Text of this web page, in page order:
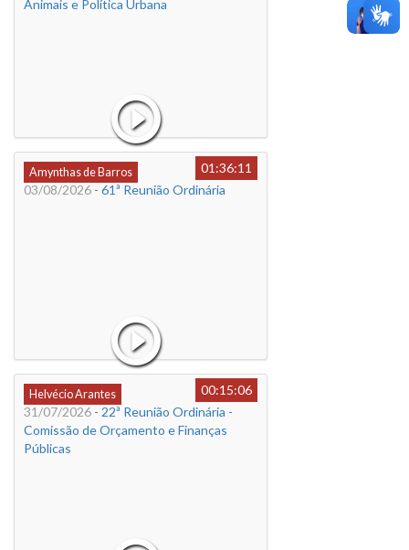
Animais e Política Urbana
Amynthas de Barros
01:36:11
03/08/2026 - 61ª Reunião Ordinária
Helvécio Arantes
00:15:06
31/07/2026 - 22ª Reunião Ordinária -
Comissão de Orçamento e Finanças
Públicas